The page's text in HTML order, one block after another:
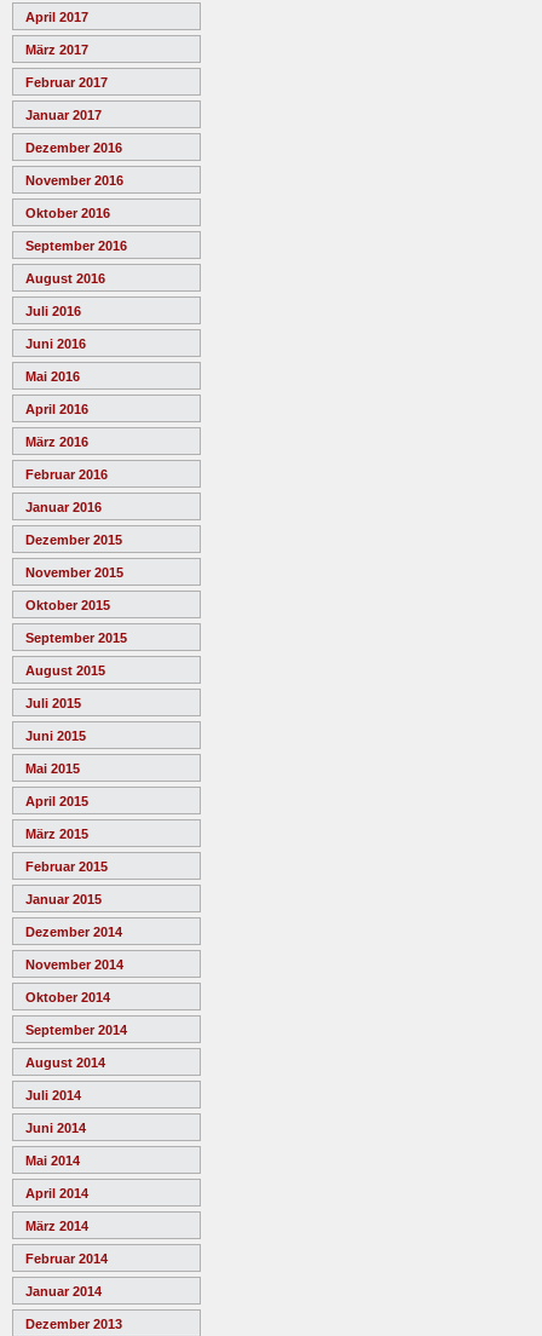
April 2017
März 2017
Februar 2017
Januar 2017
Dezember 2016
November 2016
Oktober 2016
September 2016
August 2016
Juli 2016
Juni 2016
Mai 2016
April 2016
März 2016
Februar 2016
Januar 2016
Dezember 2015
November 2015
Oktober 2015
September 2015
August 2015
Juli 2015
Juni 2015
Mai 2015
April 2015
März 2015
Februar 2015
Januar 2015
Dezember 2014
November 2014
Oktober 2014
September 2014
August 2014
Juli 2014
Juni 2014
Mai 2014
April 2014
März 2014
Februar 2014
Januar 2014
Dezember 2013